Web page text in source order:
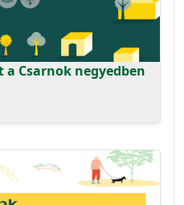
Csarnok negyedben